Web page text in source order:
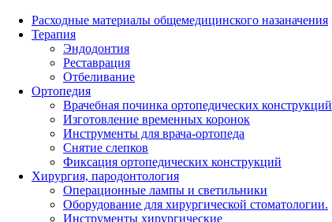
Расходные материалы общемедицинского назаначения
Терапия
Эндодонтия
Реставрация
Отбеливание
Ортопедия
Врачебная починка ортопедических конструкций
Изготовление временных коронок
Инструменты для врача-ортопеда
Снятие слепков
Фиксация ортопедических конструкций
Хирургия, пародонтология
Операционные лампы и светильники
Оборудование для хирургической стоматологии.
Инструменты хирургические